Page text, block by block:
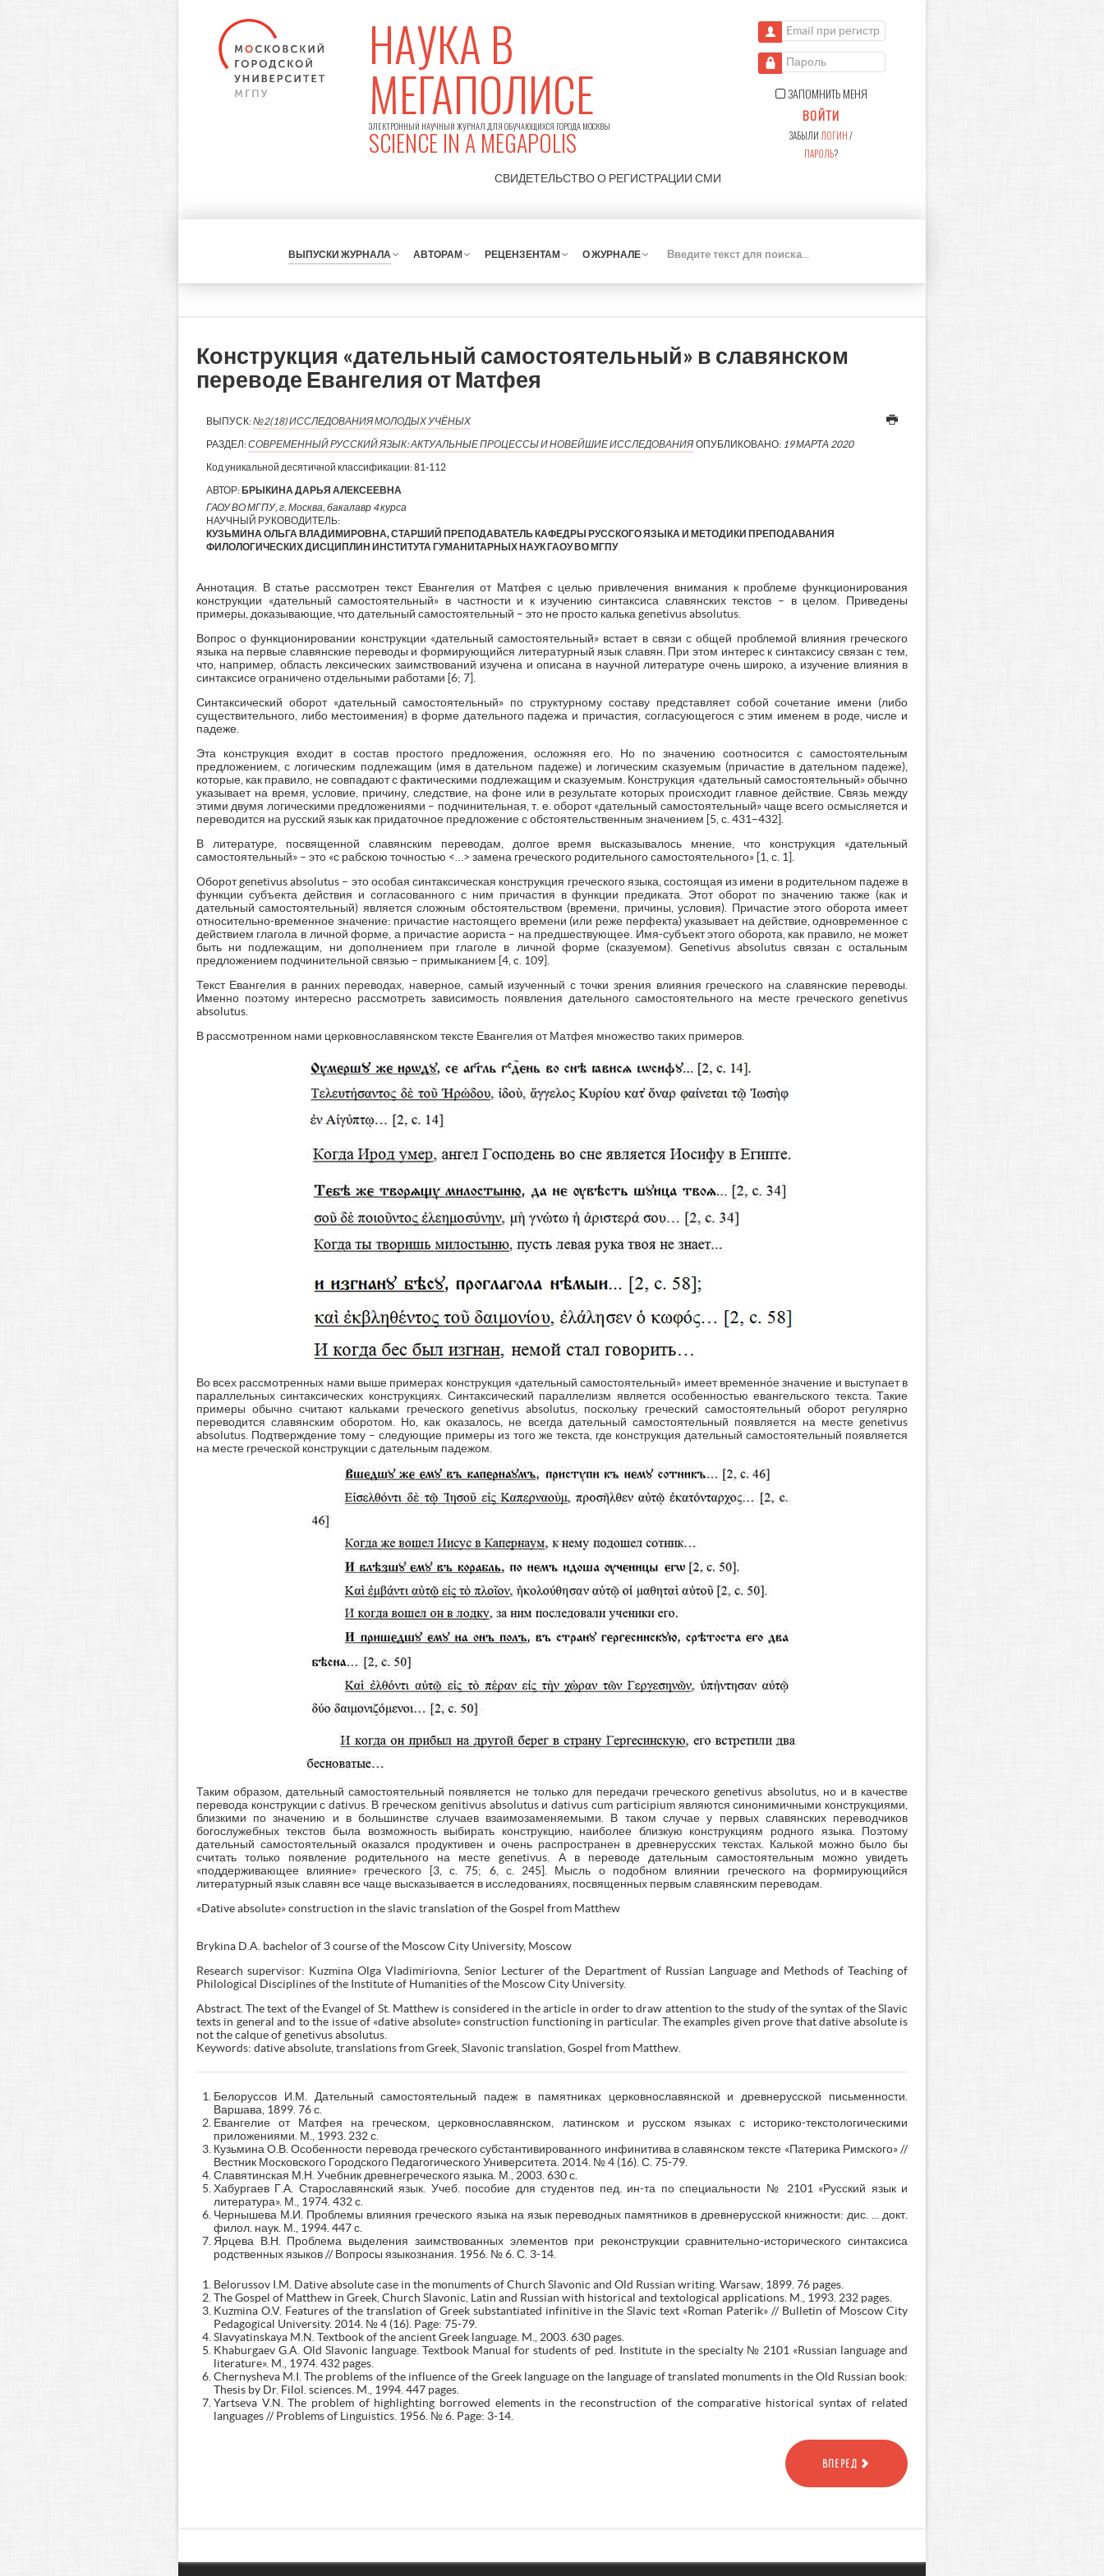
НАУКА В
МЕГАПОЛИСЕ
ЭЛЕКТРОННЫЙ НАУЧНЫЙ ЖУРНАЛ ДЛЯ ОБУЧАЮЩИХСЯ ГОРОДА МОСКВЫ
SCIENCE IN A MEGAPOLIS
СВИДЕТЕЛЬСТВО О РЕГИСТРАЦИИ СМИ
Email при регистрации
Пароль
ЗАПОМНИТЬ МЕНЯ
ВОЙТИ
ЗАБЫЛИ ЛОГИН/
ПАРОЛЬ?
ВЫПУСКИ ЖУРНАЛА АВТОРАМ РЕЦЕНЗЕНТАМ О ЖУРНАЛЕ
К
Конструкция «дательный самостоятельный» в славянском
переводе Евангелия от Матфея
ВЫПУСК:№2(18) ИССЛЕДОВАНИЯ МОЛОДЫХ УЧЁНЫХ
РАЗДЕЛ:СОВРЕМЕННЫЙ РУССКИЙ ЯЗЫК: АКТУАЛЬНЫЕ ПРОЦЕССЫ И НОВЕЙШИЕ ИССЛЕДОВАНИЯ ОПУБЛИКОВАНО: 19 МАРТА 2020
Код уникальной десятичной классификации:81-112
АВТОР: БРЫКИНА ДАРЬЯ АЛЕКСЕЕВНА
ГАОУ ВО МГПУ, г. Москва, бакалавр 4 курса
НАУЧНЫЙ РУКОВОДИТЕЛЬ:
КУЗЬМИНА ОЛЬГА ВЛАДИМИРОВНА, СТАРШИЙ ПРЕПОДАВАТЕЛЬ КАФЕДРЫ РУССКОГО ЯЗЫКА И МЕТОДИКИ ПРЕПОДАВАНИЯ
ФИЛОЛОГИЧЕСКИХ ДИСЦИПЛИН ИНСТИТУТА ГУМАНИТАРНЫХ НАУК ГАОУ ВО МГПУ
Аннотация. В статье рассмотрен текст Евангелия от Матфея с целью привлечения внимания к проблеме функционирования
конструкции «дательный самостоятельный» в частности и к изучению синтаксиса славянских текстов – в целом. Приведены
примеры, доказывающие, что дательный самостоятельный – это не просто калька genetivus absolutus.
Вопрос о функционировании конструкции «дательный самостоятельный» встает в связи с общей проблемой влияния греческого
языка на первые славянские переводы и формирующийся литературный язык славян. При этом интерес к синтаксису связан с тем,
что, например, область лексических заимствований изучена и описана в научной литературе очень широко, а изучение влияния в
синтаксисе ограничено отдельными работами [6; 7].
Синтаксический оборот «дательный самостоятельный» по структурному составу представляет собой сочетание имени (либо
существительного, либо местоимения) в форме дательного падежа и причастия, согласующегося с этим именем в роде, числе и
падеже.
Эта конструкция входит в состав простого предложения, осложняя его. Но по значению соотносится с самостоятельным
предложением, с логическим подлежащим (имя в дательном падеже) и логическим сказуемым (причастие в дательном падеже),
которые, как правило, не совпадают с фактическими подлежащим и сказуемым. Конструкция «дательный самостоятельный» обычно
указывает на время, условие, причину, следствие, на фоне или в результате которых происходит главное действие. Связь между
этими двумя логическими предложениями – подчинительная, т. е. оборот «дательный самостоятельный» чаще всего осмысляется и
переводится на русский язык как придаточное предложение с обстоятельственным значением [5, с. 431–432].
В литературе, посвященной славянским переводам, долгое время высказывалось мнение, что конструкция «дательный
самостоятельный» – это «с рабскою точностью <…> замена греческого родительного самостоятельного» [1, с. 1].
Оборот genetivus absolutus – это особая синтаксическая конструкция греческого языка, состоящая из имени в родительном падеже в
функции субъекта действия и согласованного с ним причастия в функции предиката. Этот оборот по значению также (как и
дательный самостоятельный) является сложным обстоятельством (времени, причины, условия). Причастие этого оборота имеет
относительно-временное значение: причастие настоящего времени (или реже перфекта) указывает на действие, одновременное с
действием глагола в личной форме, а причастие аориста – на предшествующее. Имя-субъект этого оборота, как правило, не может
быть ни подлежащим, ни дополнением при глаголе в личной форме (сказуемом). Genetivus absolutus связан с остальным
предложением подчинительной связью – примыканием [4, c. 109].
Текст Евангелия в ранних переводах, наверное, самый изученный с точки зрения влияния греческого на славянские переводы.
Именно поэтому интересно рассмотреть зависимость появления дательного самостоятельного на месте греческого genetivus
absolutus.
В рассмотренном нами церковнославянском тексте Евангелия от Матфея множество таких примеров.
Во всех рассмотренных нами выше примерах конструкция «дательный самостоятельный» имеет временно́е значение и выступает в
параллельных синтаксических конструкциях. Синтаксический параллелизм является особенностью евангельского текста. Такие
примеры обычно считают кальками греческого genetivus absolutus, поскольку греческий самостоятельный оборот регулярно
переводится славянским оборотом. Но, как оказалось, не всегда дательный самостоятельный появляется на месте genetivus
absolutus. Подтверждение тому – следующие примеры из того же текста, где конструкция дательный самостоятельный появляется
на месте греческой конструкции с дательным падежом.
Таким образом, дательный самостоятельный появляется не только для передачи греческого genetivus absolutus, но и в качестве
перевода конструкции с dativus. В греческом genitivus absolutus и dativus cum participium являются синонимичными конструкциями,
близкими по значению и в большинстве случаев взаимозаменяемыми. В таком случае у первых славянских переводчиков
богослужебных текстов была возможность выбирать конструкцию, наиболее близкую конструкциям родного языка. Поэтому
дательный самостоятельный оказался продуктивен и очень распространен в древнерусских текстах. Калькой можно было бы
считать только появление родительного на месте genetivus. А в переводе дательным самостоятельным можно увидеть
«поддерживающее влияние» греческого [3, с. 75; 6, с. 245]. Мысль о подобном влиянии греческого на формирующийся
литературный язык славян все чаще высказывается в исследованиях, посвященных первым славянским переводам.
«Dative absolute» construction in the slavic translation of the Gospel from Matthew
Brykina D.A. bachelor of 3 course of the Moscow City University, Moscow
Research supervisor: Kuzmina Olga Vladimiriovna, Senior Lecturer of the Department of Russian Language and Methods of Teaching of
Philological Disciplines of the Institute of Humanities of the Moscow City University.
Abstract. The text of the Evangel of St. Matthew is considered in the article in order to draw attention to the study of the syntax of the Slavic
texts in general and to the issue of «dative absolute» construction functioning in particular. The examples given prove that dative absolute is
not the calque of genetivus absolutus.
Keywords: dative absolute, translations from Greek, Slavonic translation, Gospel from Matthew.
Белоруссов И.М. Дательный самостоятельный падеж в памятниках церковнославянской и древнерусской письменности.
Варшава, 1899. 76 с.
Евангелие от Матфея на греческом, церковнославянском, латинском и русском языках с историко-текстологическими
приложениями. М., 1993. 232 с.
Кузьмина О.В. Особенности перевода греческого субстантивированного инфинитива в славянском тексте «Патерика Римского» //
Вестник Московского Городского Педагогического Университета. 2014. № 4 (16). С. 75-79.
Славятинская М.Н. Учебник древнегреческого языка. М., 2003. 630 с.
Хабургаев Г.А. Старославянский язык. Учеб. пособие для студентов пед. ин-та по специальности № 2101 «Русский язык и
литература». М., 1974. 432 с.
Чернышева М.И. Проблемы влияния греческого языка на язык переводных памятников в древнерусской книжности: дис. ... докт.
филол. наук. М., 1994. 447 с.
Ярцева В.Н. Проблема выделения заимствованных элементов при реконструкции сравнительно-исторического синтаксиса
родственных языков // Вопросы языкознания. 1956. № 6. С. 3-14.
Belorussov I.M. Dative absolute case in the monuments of Church Slavonic and Old Russian writing. Warsaw, 1899. 76 pages.
The Gospel of Matthew in Greek, Church Slavonic, Latin and Russian with historical and textological applications. M., 1993. 232 pages.
Kuzmina O.V. Features of the translation of Greek substantiated infinitive in the Slavic text «Roman Paterik» // Bulletin of Moscow City
Pedagogical University. 2014. № 4 (16). Page: 75-79.
Slavyatinskaya M.N. Textbook of the ancient Greek language. M., 2003. 630 pages.
Khaburgaev G.A. Old Slavonic language. Textbook Manual for students of ped. Institute in the specialty № 2101 «Russian language and
literature». M., 1974. 432 pages.
Chernysheva M.I. The problems of the influence of the Greek language on the language of translated monuments in the Old Russian book:
Thesis by Dr. Filol. sciences. M., 1994. 447 pages.
Yartseva V.N. The problem of highlighting borrowed elements in the reconstruction of the comparative historical syntax of related
languages // Problems of Linguistics. 1956. № 6. Page: 3-14.
ВПЕРЕД